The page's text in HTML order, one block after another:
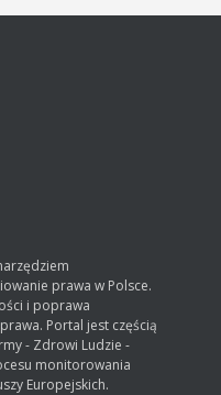
prawa w Polsce.
i poprawa
Portal jest częścią
- Zdrowi Ludzie -
monitorowania
Europejskich.